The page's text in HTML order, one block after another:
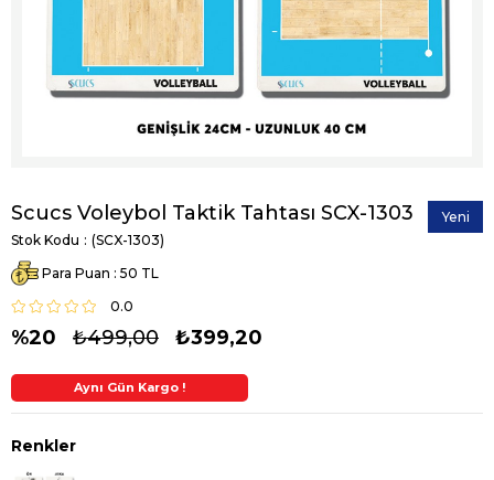
Scucs Voleybol Taktik Tahtası SCX-1303
Yeni
Stok Kodu
(SCX-1303)
Para Puan : 50
0.0
20 ₺499,00 ₺399,20
Aynı Gün Kargo !